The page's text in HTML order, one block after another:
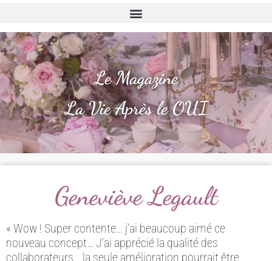
Le Magazine
La Vie Après le OUI
Geneviève Legault
« Wow ! Super contente… j’ai beaucoup aimé ce
nouveau concept… J’ai apprécié la qualité des
collaborateurs… la seule amélioration pourrait être